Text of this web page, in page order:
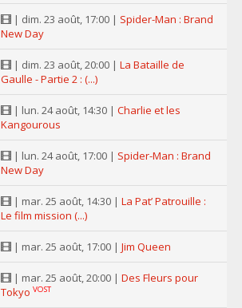
| dim. 23 août, 17:00 | Spider-Man : Brand
New Day
| dim. 23 août, 20:00 | La Bataille de
Gaulle - Partie 2 : (...)
| lun. 24 août, 14:30 | Charlie et les
Kangourous
| lun. 24 août, 17:00 | Spider-Man : Brand
New Day
| mar. 25 août, 14:30 | La Pat’ Patrouille :
Le film mission (...)
| mar. 25 août, 17:00 | Jim Queen
| mar. 25 août, 20:00 | Des Fleurs pour
Tokyo VOST